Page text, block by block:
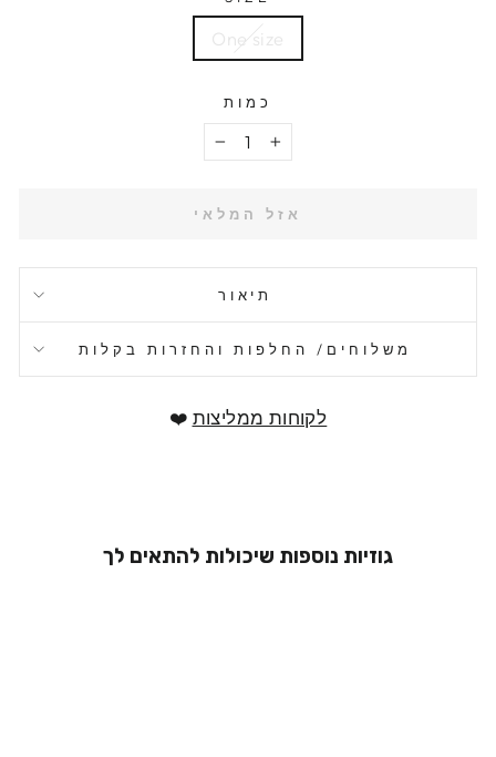
One size
כמות
− +
אזל המלאי
תיאור
משלוחים/ החלפות והחזרות בקלות
לקוחות ממליצות ❤️
גוזיות נוספות שיכולות להתאים לך